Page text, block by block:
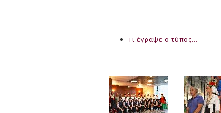
Τι έγραψε ο τύπος...